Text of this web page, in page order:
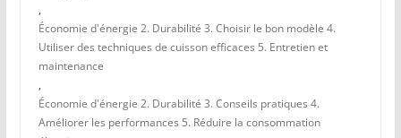
,
Économie d'énergie 2. Durabilité 3. Choisir le bon modèle 4.
Utiliser des techniques de cuisson efficaces 5. Entretien et
maintenance
,
Économie d'énergie 2. Durabilité 3. Conseils pratiques 4.
Améliorer les performances 5. Réduire la consommation